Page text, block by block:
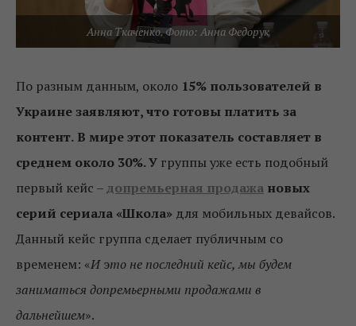
Анна Ткаченко. Фото: Анна Федорук
По разным данным, около 15% пользователей в
Украине заявляют, что готовы платить за
контент. В мире этот показатель составляет в
среднем около 30%. У группы уже есть подобный
первый кейс –допремьерная продажа новых
серий сериала «Школа» для мобильных девайсов.
Данный кейс группа сделает публичным со
временем: «Иэто не последний кейс, мы будем
заниматься допремьерными продажами в
дальнейшем».